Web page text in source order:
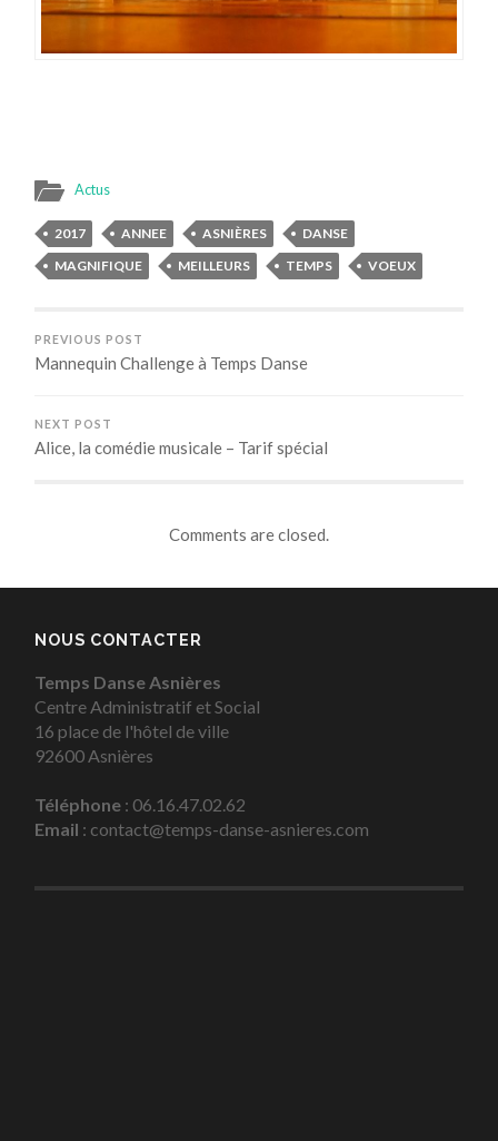
Actus
2017 ANNEE ASNIÈRES
DANSE
MAGNIFIQUE
MEILLEURS TEMPS VOEUX
PREVIOUS POST
Mannequin Challenge à Temps Danse
NEXT POST
Alice, la comédie musicale – Tarif spécial
Comments are closed.
NOUS CONTACTER
Temps Danse Asnières
Centre Administratif et Social
16 place de l'hôtel de ville
92600 Asnières
Téléphone : 06.16.47.02.62
Email : contact@temps-danse-asnieres.com